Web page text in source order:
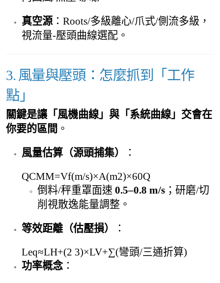
真空源 ：Roots/多級離心/爪式/側流多級，
視流量-壓頭曲線選配。
3. 風量與壓頭：怎麼抓到「工作
點」
關鍵是讓「風機曲線」與「系統曲線」交會在
你要的區間 。
風量估算（源頭捕集）
：
QCMM=Vf(m/s)×A(m2)×60Q
倒料/秤重罩面速 0.5–0.8 m/s ；研磨/切
削視散逸能量調整。
等效距離（估壓損）
：
Leq≈LH+(2 3)×LV+∑(彎頭/三通折算)
功率概念：